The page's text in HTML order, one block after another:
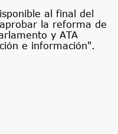
al final del
la reforma de
y ATA
e información".